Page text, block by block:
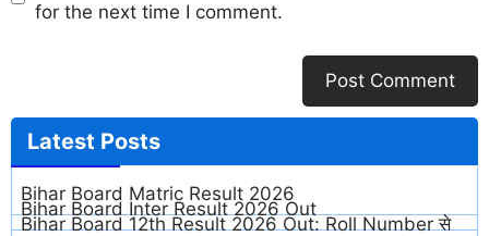
for the next time I comment.
Latest Posts
Bihar Board Matric Result 2026
Bihar Board Inter Result 2026 Out
Bihar Board 12th Result 2026 Out: Roll Number से